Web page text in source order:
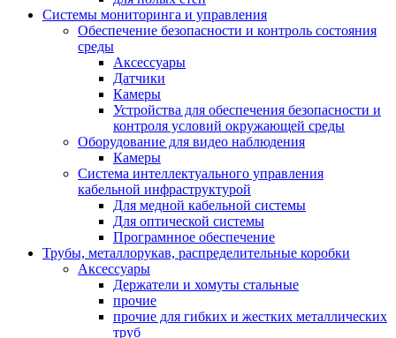
Системы мониторинга и управления
Обеспечение безопасности и контроль состояния
среды
Аксессуары
Датчики
Камеры
Устройства для обеспечения безопасности и
контроля условий окружающей среды
Оборудование для видео наблюдения
Камеры
Система интеллектуального управления
кабельной инфраструктурой
Для медной кабельной системы
Для оптической системы
Програмнное обеспечение
Трубы, металлорукав, распределительные коробки
Аксессуары
Держатели и хомуты стальные
прочие
прочие для гибких и жестких металлических
труб